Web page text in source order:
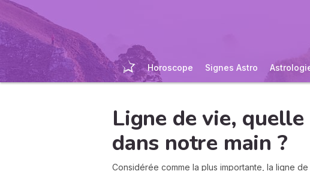
Horoscope Signes Astro
Ligne de vie,
dans notre main ?
Considérée comme la plus importante, la ligne